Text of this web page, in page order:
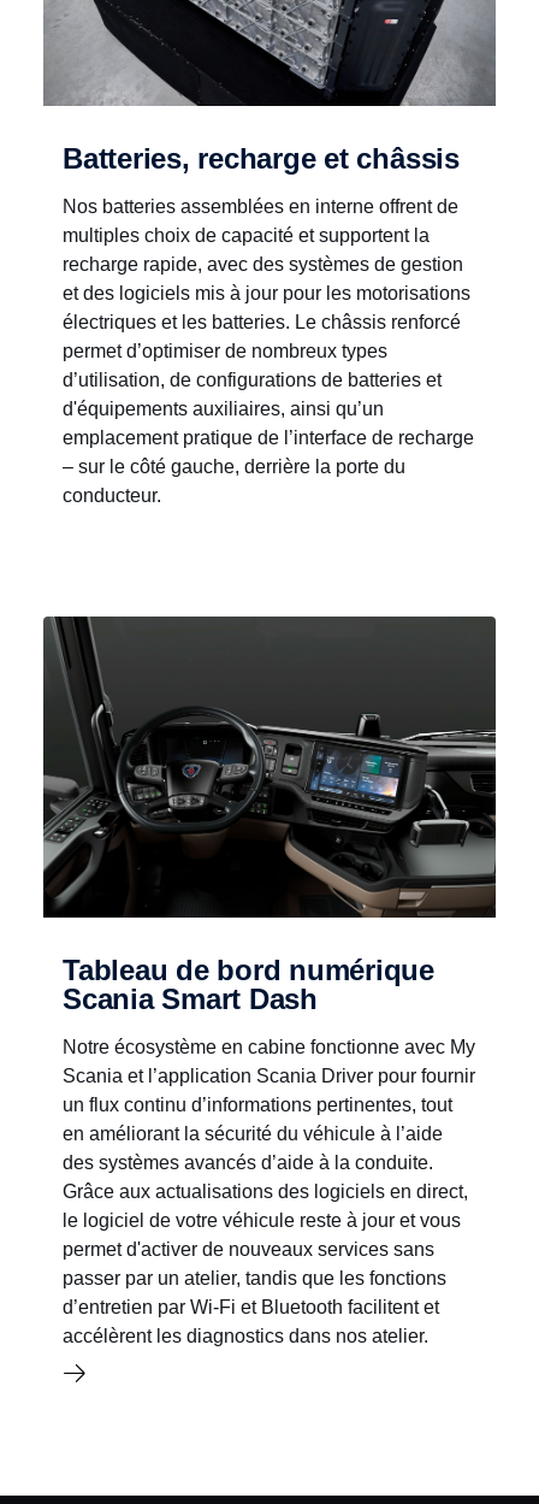
Batteries, recharge et châssis
Nos batteries assemblées en interne offrent de
multiples choix de capacité et supportent la
recharge rapide, avec des systèmes de gestion
et des logiciels mis à jour pour les motorisations
électriques et les batteries. Le châssis renforcé
permet d’optimiser de nombreux types
d’utilisation, de configurations de batteries et
d'équipements auxiliaires, ainsi qu’un
emplacement pratique de l’interface de recharge
– sur le côté gauche, derrière la porte du
conducteur.
Tableau de bord numérique
Scania Smart Dash
Notre écosystème en cabine fonctionne avec My
Scania et l’application Scania Driver pour fournir
un flux continu d’informations pertinentes, tout
en améliorant la sécurité du véhicule à l’aide
des systèmes avancés d’aide à la conduite.
Grâce aux actualisations des logiciels en direct,
le logiciel de votre véhicule reste à jour et vous
permet d'activer de nouveaux services sans
passer par un atelier, tandis que les fonctions
d’entretien par Wi-Fi et Bluetooth facilitent et
accélèrent les diagnostics dans nos atelier.